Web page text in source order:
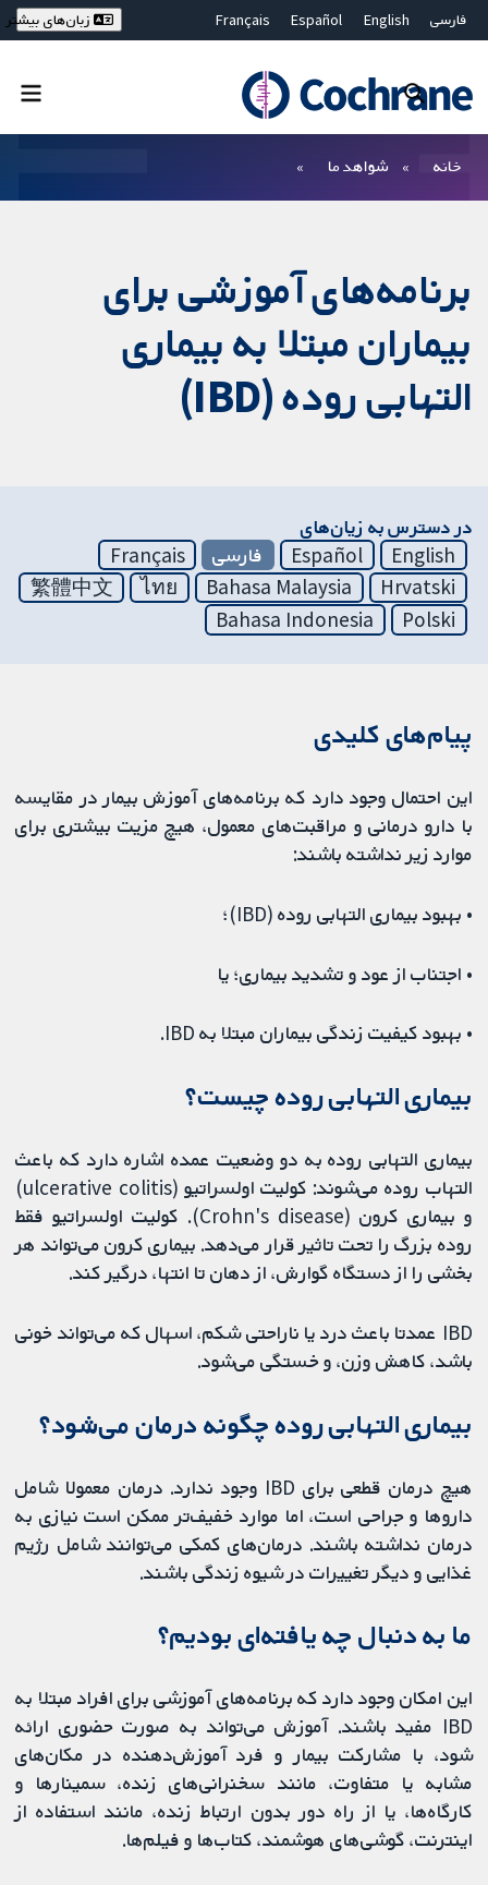
فارسی English
Español
Français
Bahasa Malaysia
ไทย
繁體中文
زبان‌های بیشتر
خانه شواهد ما
برنامه‌های آموزشی برای
بیماران مبتلا به بیماری
التهابی روده (IBD)
در دسترس به زیان‌های
English
Español فارسی
Français
Hrvatski
Bahasa Malaysia
ไทย
繁體中文
Polski
Bahasa Indonesia
پیام‌های کلیدی
این احتمال وجود دارد که برنامه‌های آموزش بیمار در مقایسه
با دارو درمانی و مراقبت‌های معمول، هیچ مزیت بیشتری برای
موارد زیر نداشته باشند:
• بهبود بیماری التهابی روده (IBD)؛
• اجتناب از عود و تشدید بیماری؛ یا
• بهبود کیفیت زندگی بیماران مبتلا به IBD.
بیماری التهابی روده چیست؟
بیماری التهابی روده به دو وضعیت عمده اشاره دارد که باعث
التهاب روده می‌شوند: کولیت اولسراتیو (ulcerative colitis)
و بیماری کرون (Crohn's disease). کولیت اولسراتیو فقط
روده بزرگ را تحت تاثیر قرار می‌دهد. بیماری کرون می‌تواند هر
بخشی را از دستگاه گوارش، از دهان تا انتها، درگیر کند.
IBD عمدتا باعث درد یا ناراحتی شکم، اسهال که می‌تواند خونی
باشد، کاهش وزن، و خستگی می‌شود.
بیماری التهابی روده چگونه درمان می‌شود؟
هیچ درمان قطعی برای IBD وجود ندارد. درمان معمولا شامل
داروها و جراحی است، اما موارد خفیف‌تر ممکن است نیازی به
درمان نداشته باشند. درمان‌های کمکی می‌توانند شامل رژیم
غذایی و دیگر تغییرات در شیوه زندگی باشند.
ما به دنبال چه یافته‌ای بودیم؟
این امکان وجود دارد که برنامه‌های آموزشی برای افراد مبتلا به
IBD مفید باشند. آموزش می‌تواند به صورت حضوری ارائه
شود، با مشارکت بیمار و فرد آموزش‌دهنده در مکان‌های
مشابه یا متفاوت، مانند سخنرانی‌های زنده، سمینارها و
کارگاه‌ها، یا از راه دور بدون ارتباط زنده، مانند استفاده از
اینترنت، گوشی‌های هوشمند، کتاب‌ها و فیلم‌ها.